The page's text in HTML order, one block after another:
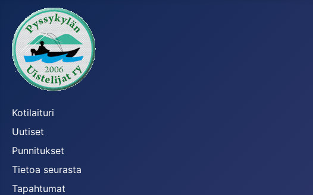
Kotilaituri
Uutiset
Punnitukset
Tietoa seurasta
Tapahtumat